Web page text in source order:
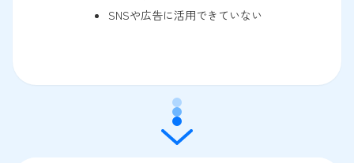
SNSや広告に活用できていない